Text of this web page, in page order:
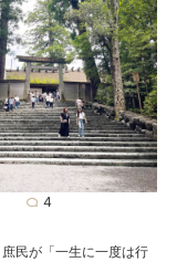
4
民が「一生に一度は行